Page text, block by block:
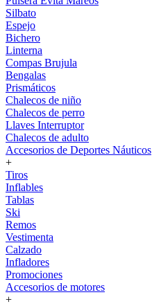
Silbato
Espejo
Bichero
Linterna
Compas Brujula
Bengalas
Prismáticos
Chalecos de niño
Chalecos de perro
Llaves Interruptor
Chalecos de adulto
Accesorios de Deportes Náuticos
+
Tiros
Inflables
Tablas
Ski
Remos
Vestimenta
Calzado
Infladores
Promociones
Accesorios de motores
+